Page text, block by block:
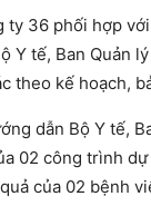
ty 36 phối hợp
Y tế, Ban Quản
theo kế hoạch,
dẫn Bộ Y tế,
02 công trình
của 02 bệnh